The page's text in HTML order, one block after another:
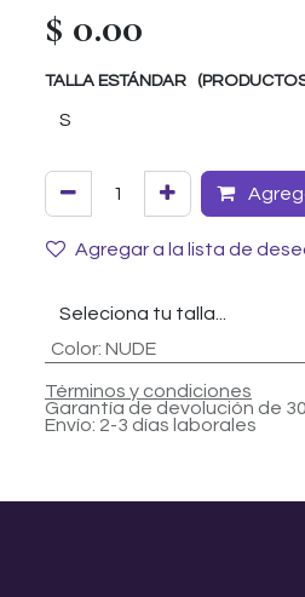
$ 0.00
TALLA ESTÁNDAR
Agregar a la lista de
Color: NUDE
Términos y condiciones
Garantía de devolución de
Envío: 2-3 días laborales